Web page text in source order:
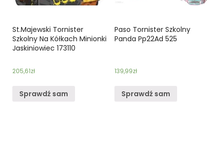
St.Majewski Tornister
Szkolny Na Kółkach Minionki
Jaskiniowiec 173110
205,61zł
Sprawdź sam
Paso Tornister Szkolny
Panda Pp22Ad 525
139,99zł
Sprawdź sam